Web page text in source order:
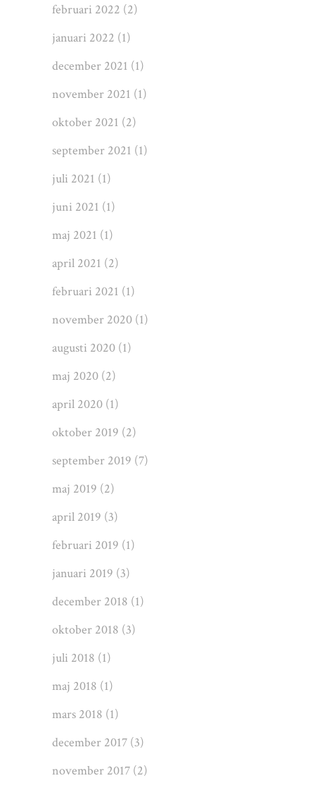
februari 2022 (2)
januari 2022 (1)
december 2021 (1)
november 2021 (1)
oktober 2021 (2)
september 2021 (1)
juli 2021 (1)
juni 2021 (1)
maj 2021 (1)
april 2021 (2)
februari 2021 (1)
november 2020 (1)
augusti 2020 (1)
maj 2020 (2)
april 2020 (1)
oktober 2019 (2)
september 2019 (7)
maj 2019 (2)
april 2019 (3)
februari 2019 (1)
januari 2019 (3)
december 2018 (1)
oktober 2018 (3)
juli 2018 (1)
maj 2018 (1)
mars 2018 (1)
december 2017 (3)
november 2017 (2)